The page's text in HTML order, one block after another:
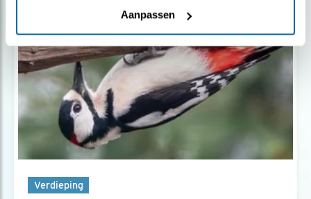
Aanpassen
Verdieping